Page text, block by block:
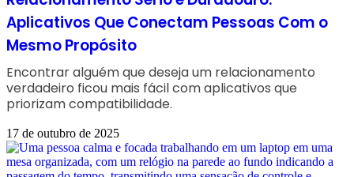
Aplicativos Que Conectam Pessoas Com o
Mesmo Propósito
Encontrar alguém que deseja um relacionamento
verdadeiro ficou mais fácil com aplicativos que
priorizam compatibilidade.
17 de outubro de 2025